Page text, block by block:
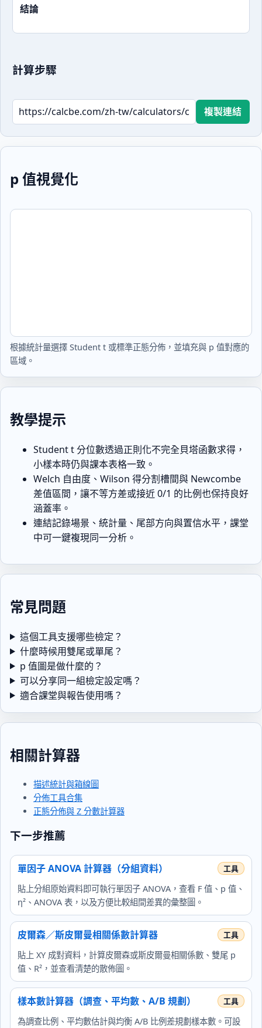
結論
計算步驟
複製連結
p 值視覺化
根據統計量選擇 Student t 或標準正態分佈，並填充與 p 值對應的
區域。
教學提示
Student t 分位數透過正則化不完全貝塔函數求得，
小樣本時仍與課本表格一致。
Welch 自由度、Wilson 得分割槽間與 Newcombe
差值區間，讓不等方差或接近 0/1 的比例也保持良好
涵蓋率。
連結記錄場景、統計量、尾部方向與置信水平，課堂
中可一鍵複現同一分析。
常見問題
這個工具支援哪些檢定？
什麼時候用雙尾或單尾？
p 值圖是做什麼的？
可以分享同一組檢定設定嗎？
適合課堂與報告使用嗎？
相關計算器
描述統計與箱線圖
分佈工具合集
正態分佈與 Z 分數計算器
下一步推薦
單因子 ANOVA 計算器（分組資料）
貼上分組原始資料即可執行單因子 ANOVA，查看 F 值、p 值、
η²、ANOVA 表，以及方便比較組間差異的彙整圖。
皮爾森／斯皮爾曼相關係數計算器
貼上 XY 成對資料，計算皮爾森或斯皮爾曼相關係數、雙尾 p
值、R²，並查看清楚的散佈圖。
樣本數計算器（調查、平均數、A/B 規劃）
為調查比例、平均數估計與均衡 A/B 比例差規劃樣本數。可設